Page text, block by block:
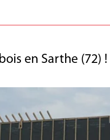
en Sarthe (72) !